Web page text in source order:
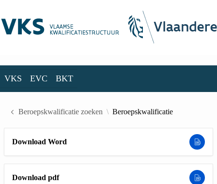
VKS EVC BKT
Beroepskwalificatie zoeken Beroepskwalificatie
Download Word
Download pdf